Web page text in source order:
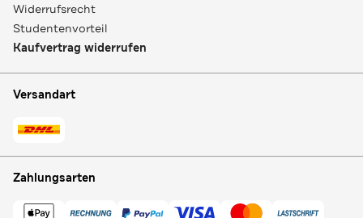
Widerrufsrecht
Studentenvorteil
Kaufvertrag widerrufen
Versandart
Zahlungsarten